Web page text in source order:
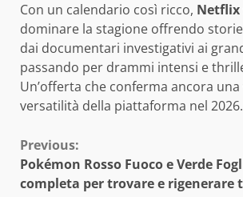
Con un calendario così ricco, Netflix
dominare la stagione offrendo
dai documentari investigativi ai
passando per drammi intensi e
Un’offerta che conferma ancora
versatilità della piattaforma nel 2026.
Continue
Reading
Previous:
Pokémon Rosso Fuoco e Verde
completa per trovare e rigenerare